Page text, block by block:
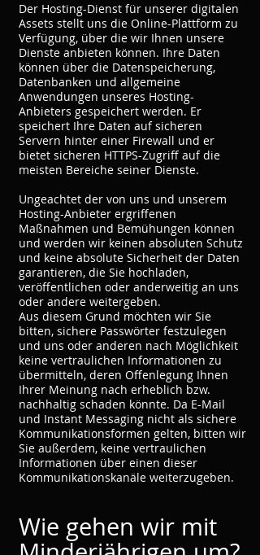
Der Hosting-Dienst für unserer digitalen
Assets stellt uns die Online-Plattform zu
Verfügung, über die wir Ihnen unsere
Dienste anbieten können. Ihre Daten
können über die Datenspeicherung,
Datenbanken und allgemeine
Anwendungen unseres Hosting-
Anbieters gespeichert werden. Er
speichert Ihre Daten auf sicheren
Servern hinter einer Firewall und er
bietet sicheren HTTPS-Zugriff auf die
meisten Bereiche seiner Dienste.
Ungeachtet der von uns und unserem
Hosting-Anbieter ergriffenen
Maßnahmen und Bemühungen können
und werden wir keinen absoluten Schutz
und keine absolute Sicherheit der Daten
garantieren, die Sie hochladen,
veröffentlichen oder anderweitig an uns
oder andere weitergeben.
Aus diesem Grund möchten wir Sie
bitten, sichere Passwörter festzulegen
und uns oder anderen nach Möglichkeit
keine vertraulichen Informationen zu
übermitteln, deren Offenlegung Ihnen
Ihrer Meinung nach erheblich bzw.
nachhaltig schaden könnte. Da E-Mail
und Instant Messaging nicht als sichere
Kommunikationsformen gelten, bitten wir
Sie außerdem, keine vertraulichen
Informationen über einen dieser
Kommunikationskanäle weiterzugeben.
Wie gehen wir mit